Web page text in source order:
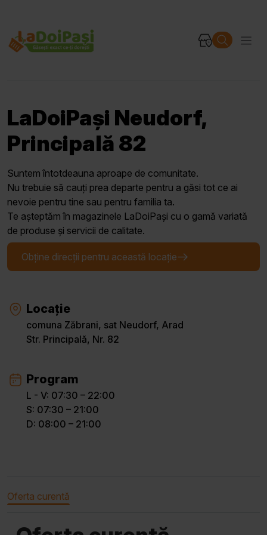
LaDoiPași Neudorf,
Principală 82
Suntem întotdeauna aproape de comunitate.
Nu trebuie să cauți prea departe pentru a găsi tot ce ai
nevoie pentru tine sau pentru familia ta.
Te așteptăm în magazinele LaDoiPași cu o gamă variată
de produse și servicii de calitate.
Obține direcții pentru această locație
Locație
comuna Zăbrani, sat Neudorf, Arad
Str. Principală, Nr. 82
Program
L - V: 07:30 – 22:00
S: 07:30 – 21:00
D: 08:00 – 21:00
Oferta curentă